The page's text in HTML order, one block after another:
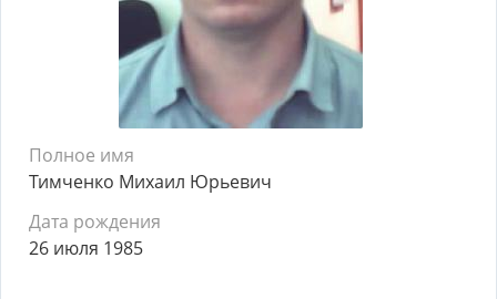
Полное имя
Тимченко Михаил Юрьевич
Дата рождения
26 июля 1985